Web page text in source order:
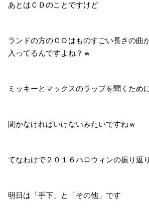
あとはＣＤのことですけど
ランドの方のＣＤはものすごい長さの曲
入ってるんですよね？ｗ
ミッキーとマックスのラップを聞くため
聞かなければいけないみたいですねｗ
てなわけで２０１６ハロウィンの振り返
明日は「手下」と「その他」です